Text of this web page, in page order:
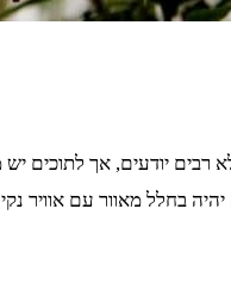
רבים יודעים, אך
בחלל מאוור עם